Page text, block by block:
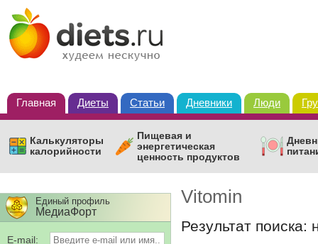
Главная Диеты Статьи Дневники Люди
Калькуляторы
калорийности
Пищевая и
энергетическая
ценность продуктов
Vitomin
Результат
Единый профиль
МедиаФорт
E-mail: